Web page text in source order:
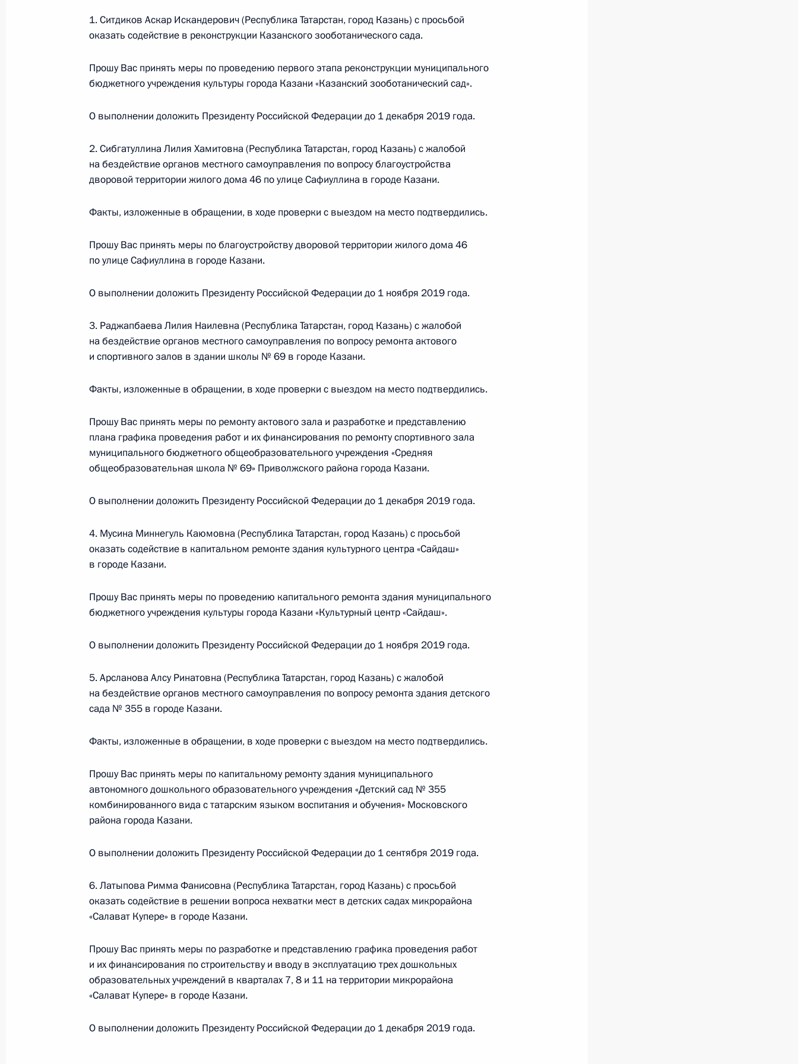
по приёму граждан в Москве 27 апреля 2017 года
4 декабря 2018 года, 19:16
О ходе исполнения поручения, данного по итогам личного приёма в режиме видео-
Президента Российской Федерации советником Президента Российской Федерации
22 марта 2018 года
4 декабря 2018 года, 18:42
Перечень поручений по итогам работы мобильной приёмной Президента
Российской Федерации в Республике Татарстан
3 декабря 2018 года, 20:58
Исполнено поручение, данное по итогам личного приёма в режиме видео-
конференц-связи жительницы Ханты-Мансийского автономного округа – Югры,
Президента Российской Федерации в Приёмной Президента Российской
3 декабря 2018 года, 20:57
конференц-связи жителя Камчатского края, проведённого по поручению
Сергеем Глазьевым в Приёмной Президента Российской Федерации по приёму
граждан в Москве 12 декабря 2017 года
3 декабря 2018 года, 20:57
Исполнено поручение, данное по итогам личного приёма в режиме видео-
конференц-связи жительницы Удмуртской Республики, проведённого по поручению
Президента Российской Федерации помощником Президента Российской
по приёму граждан в Москве 13 июля 2017 года
3 декабря 2018 года, 20:57
конференц-связи жительницы Астраханской области, проведённого по поручению
Президента Российской Федерации заместителем Руководителя Администрации
Президента Российской Федерации Магомедсаламом Магомедовым в Приёмной
Президента Российской Федерации по приёму граждан в Москве 4 апреля
3 декабря 2018 года, 20:57
Работа мобильной приёмной Президента Российской Федерации в Республике
3 декабря 2018 года, 20:56
в режиме видео-конференц-связи жителя Республики Дагестан, проведённого
1. Ситдиков Аскар Искандерович (Республика Татарстан, город Казань) с просьбой
оказать содействие в реконструкции Казанского зооботанического сада.
Прошу Вас принять меры по проведению первого этапа реконструкции муниципального
бюджетного учреждения культуры города Казани «Казанский зооботанический сад».
О выполнении доложить Президенту Российской Федерации до 1 декабря 2019 года.
2. Сибгатуллина Лилия Хамитовна (Республика Татарстан, город Казань) с жалобой
на бездействие органов местного самоуправления по вопросу благоустройства
дворовой территории жилого дома 46 по улице Сафиуллина в городе Казани.
Факты, изложенные в обращении, в ходе проверки с выездом на место подтвердились.
Прошу Вас принять меры по благоустройству дворовой территории жилого дома 46
по улице Сафиуллина в городе Казани.
О выполнении доложить Президенту Российской Федерации до 1 ноября 2019 года.
3. Раджапбаева Лилия Наилевна (Республика Татарстан, город Казань) с жалобой
на бездействие органов местного самоуправления по вопросу ремонта актового
и спортивного залов в здании школы № 69 в городе Казани.
Факты, изложенные в обращении, в ходе проверки с выездом на место подтвердились.
Прошу Вас принять меры по ремонту актового зала и разработке и представлению
плана графика проведения работ и их финансирования по ремонту спортивного зала
муниципального бюджетного общеобразовательного учреждения «Средняя
общеобразовательная школа № 69» Приволжского района города Казани.
О выполнении доложить Президенту Российской Федерации до 1 декабря 2019 года.
4. Мусина Миннегуль Каюмовна (Республика Татарстан, город Казань) с просьбой
оказать содействие в капитальном ремонте здания культурного центра «Сайдаш»
в городе Казани.
Прошу Вас принять меры по проведению капитального ремонта здания муниципального
бюджетного учреждения культуры города Казани «Культурный центр «Сайдаш».
О выполнении доложить Президенту Российской Федерации до 1 ноября 2019 года.
5. Арсланова Алсу Ринатовна (Республика Татарстан, город Казань) с жалобой
на бездействие органов местного самоуправления по вопросу ремонта здания детского
сада № 355 в городе Казани.
Факты, изложенные в обращении, в ходе проверки с выездом на место подтвердились.
Прошу Вас принять меры по капитальному ремонту здания муниципального
автономного дошкольного образовательного учреждения «Детский сад № 355
комбинированного вида с татарским языком воспитания и обучения» Московского
района города Казани.
О выполнении доложить Президенту Российской Федерации до 1 сентября 2019 года.
6. Латыпова Римма Фанисовна (Республика Татарстан, город Казань) с просьбой
оказать содействие в решении вопроса нехватки мест в детских садах микрорайона
«Салават Купере» в городе Казани.
Прошу Вас принять меры по разработке и представлению графика проведения работ
и их финансирования по строительству и вводу в эксплуатацию трех дошкольных
образовательных учреждений в кварталах 7, 8 и 11 на территории микрорайона
«Салават Купере» в городе Казани.
О выполнении доложить Президенту Российской Федерации до 1 декабря 2019 года.